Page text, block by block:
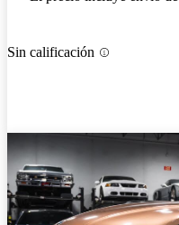
Sin calificación